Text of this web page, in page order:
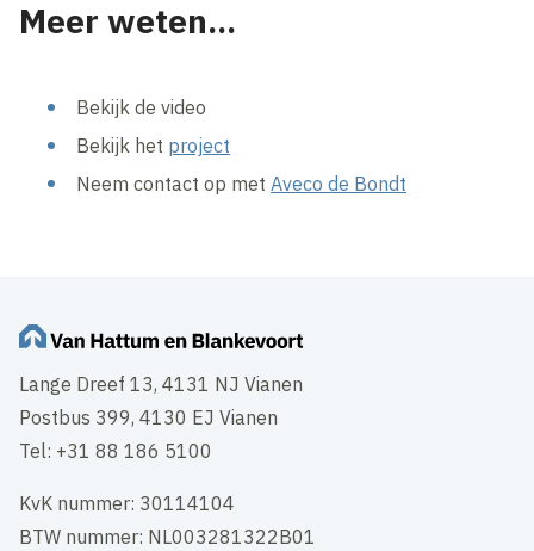
Meer weten...
Bekijk de video
Bekijk het project
Neem contact op metAveco de Bondt
Lange Dreef 13, 4131 NJ Vianen
Postbus 399, 4130 EJ Vianen
Tel: +31 88 186 5100
KvK nummer: 30114104
BTW nummer: NL003281322B01